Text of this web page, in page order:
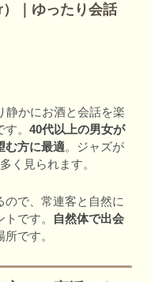
｜ゆったり会話
静かにお酒と会話を楽
。 40代以上の男女が
む方に最適。ジャズが
く見られます。
ので、常連客と自然に
です。
自然体で出会
所です。